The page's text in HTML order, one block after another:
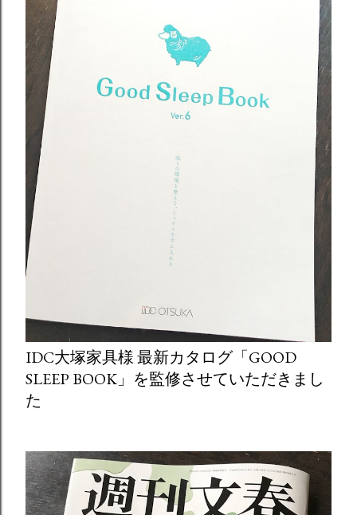
IDC大塚家具様 最新カタログ「GOOD
SLEEP BOOK」を監修させていただきまし
た